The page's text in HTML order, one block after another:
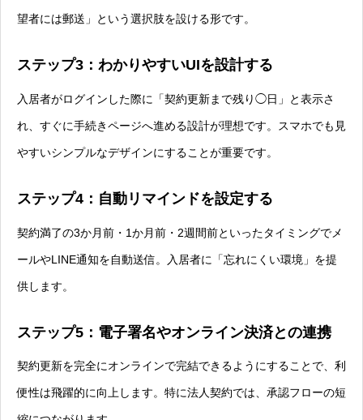
望者には郵送」という選択肢を設ける形です。
ステップ3：わかりやすいUIを設計する
入居者がログインした際に「契約更新まで残り◯日」と表示さ
れ、すぐに手続きページへ進める設計が理想です。スマホでも見
やすいシンプルなデザインにすることが重要です。
ステップ4：自動リマインドを設定する
契約満了の3か月前・1か月前・2週間前といったタイミングでメ
ールやLINE通知を自動送信。入居者に「忘れにくい環境」を提
供します。
ステップ5：電子署名やオンライン決済との連携
契約更新を完全にオンラインで完結できるようにすることで、利
便性は飛躍的に向上します。特に法人契約では、承認フローの短